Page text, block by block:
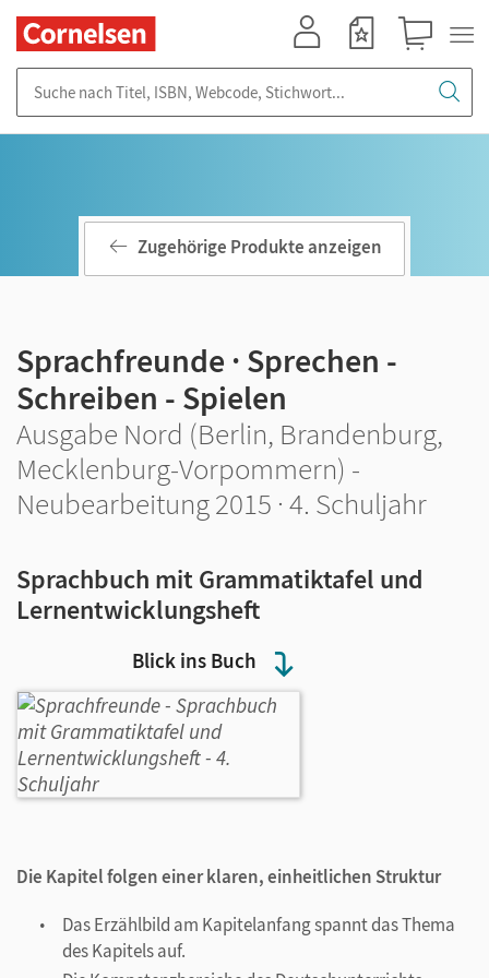
Blick ins Buch
Zugehörige Produkte anzeigen
Sprachfreunde · Sprechen -
Schreiben - Spielen
Ausgabe Nord (Berlin, Brandenburg,
Mecklenburg-Vorpommern) -
Neubearbeitung 2015 · 4. Schuljahr
Sprachbuch mit Grammatiktafel und
Lernentwicklungsheft
Die Kapitel folgen einer klaren, einheitlichen Struktur
Das Erzählbild am Kapitelanfang spannt das Thema
des Kapitels auf.